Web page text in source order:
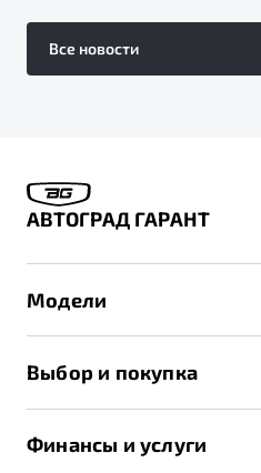
Все новости
АВТОГРАД ГАРАНТ
Модели
X70
Выбор и покупка
Финансы и услуги